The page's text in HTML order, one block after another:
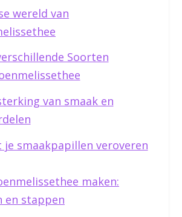
wereld van
Soorten
van smaak en
je smaakpapillen veroveren
maken:
en stappen